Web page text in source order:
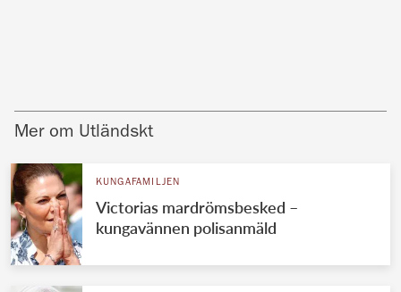
Mer om Utländskt
KUNGAFAMILJEN
Victorias mardrömsbesked –
kungavännen polisanmäld